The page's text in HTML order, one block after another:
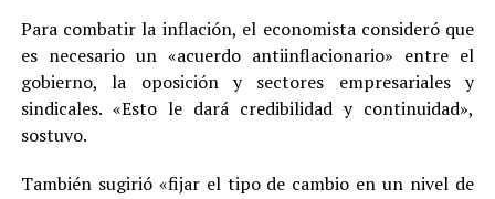
Para combatir la inflación, el economista consideró que
es necesario un «acuerdo antiinflacionario» entre el
gobierno, la oposición y sectores empresariales y
sindicales. «Esto le dará credibilidad y continuidad»,
sostuvo.
También sugirió «fijar el tipo de cambio en un nivel de